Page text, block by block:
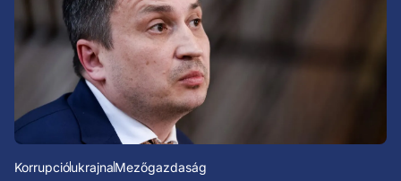
KorrupcióukrajnaMezőgazdaság